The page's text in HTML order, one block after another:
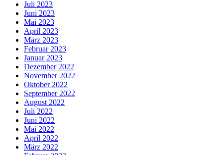
Juli 2023
Juni 2023
Mai 2023
April 2023
März 2023
Februar 2023
Januar 2023
Dezember 2022
November 2022
Oktober 2022
September 2022
August 2022
Juli 2022
Juni 2022
Mai 2022
April 2022
März 2022